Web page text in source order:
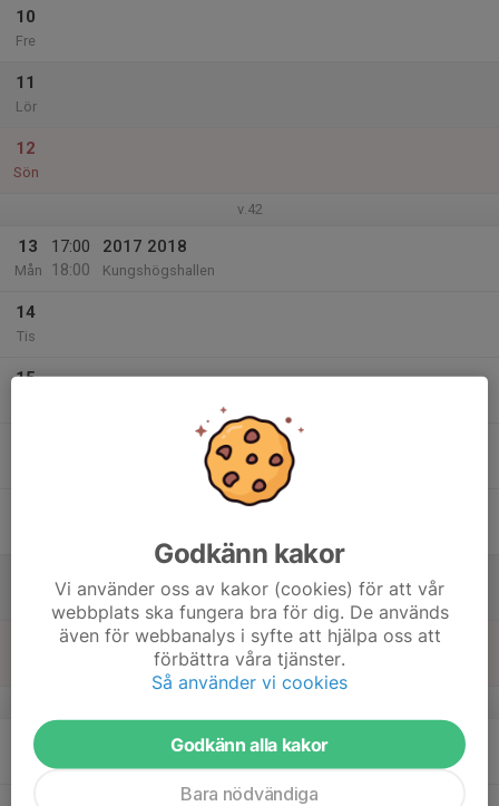
10
Fre
11
Lör
12
Sön
v.42
13
Mån
17:00
18:00
2017 2018
Kungshögshallen
14
Tis
15
20
Mån
2017 2018
Godkänn kakor
Vi använder oss av kakor (cookies) för att vår
webbplats ska fungera bra för dig. De används
även för webbanalys i syfte att hjälpa oss att
förbättra våra tjänster.
Så använder vi cookies
Godkänn alla kakor
Bara nödvändiga